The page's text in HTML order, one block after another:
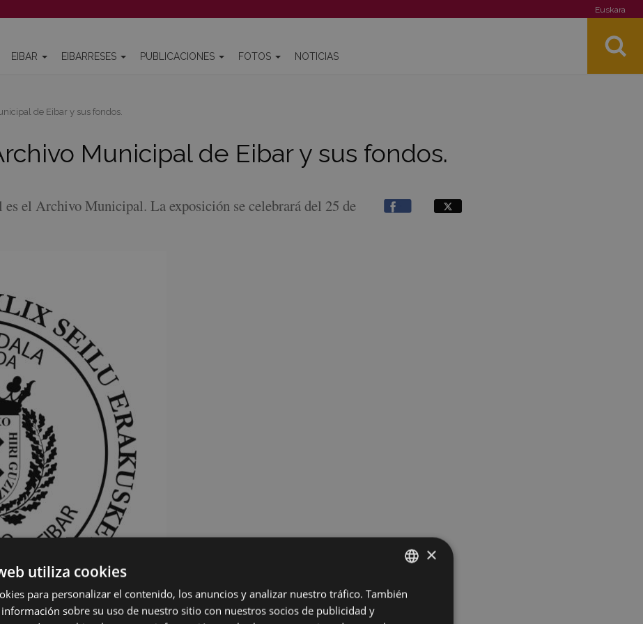
Euskara
EIBAR EIBARRESES PUBLICACIONES FOTOS NOTICIAS
de Eibar y sus fondos.
Municipal de Eibar y sus fondos.
el Archivo Municipal. La exposición se celebrará del 25 de
BASQUE
×
utiliza cookies
para personalizar el contenido, los anuncios y analizar nuestro tráfico. También
sobre su uso de nuestro sitio con nuestros socios de publicidad y